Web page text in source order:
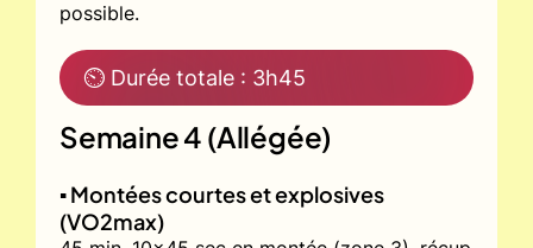
possible.
⏲ Durée totale : 3h45
Semaine 4 (Allégée)
▪️ Montées courtes et explosives
(VO2max)